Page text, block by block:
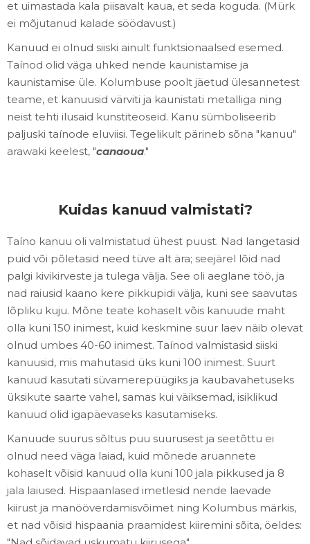
et uimastada kala piisavalt kaua, et seda koguda. (Mürk
ei mõjutanud kalade söödavust.)
Kanuud ei olnud siiski ainult funktsionaalsed esemed.
Taínod olid väga uhked nende kaunistamise ja
kaunistamise üle. Kolumbuse poolt jäetud ülesannetest
teame, et kanuusid värviti ja kaunistati metalliga ning
neist tehti ilusaid kunstiteoseid. Kanu sümboliseerib
paljuski taínode eluviisi. Tegelikult pärineb sõna "kanuu"
arawaki keelest, "canaoua."
Kuidas kanuud valmistati?
Taíno kanuu oli valmistatud ühest puust. Nad langetasid
puid või põletasid need tüve alt ära; seejärel lõid nad
palgi kivikirveste ja tulega välja. See oli aeglane töö, ja
nad raiusid kaano kere pikkupidi välja, kuni see saavutas
lõpliku kuju. Mõne teate kohaselt võis kanuude maht
olla kuni 150 inimest, kuid keskmine suur laev näib olevat
olnud umbes 40-60 inimest. Taínod valmistasid siiski
kanuusid, mis mahutasid üks kuni 100 inimest. Suurt
kanuud kasutati süvamerepüügiks ja kaubavahetuseks
üksikute saarte vahel, samas kui väiksemad, isiklikud
kanuud olid igapäevaseks kasutamiseks.
Kanuude suurus sõltus puu suurusest ja seetõttu ei
olnud need väga laiad, kuid mõnede aruannete
kohaselt võisid kanuud olla kuni 100 jala pikkused ja 8
jala laiused. Hispaanlased imetlesid nende laevade
kiirust ja manööverdamisvõimet ning Kolumbus märkis,
et nad võisid hispaania praamidest kiiremini sõita, öeldes: